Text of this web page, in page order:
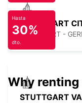
STUTTGART
STUTTGART -
STUTTGART
Hasta
30%
dto.
Why renting